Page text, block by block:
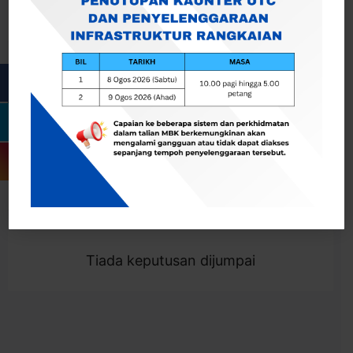
Togol Penapis
Showing 0 result
Tiada keputusan dijumpai